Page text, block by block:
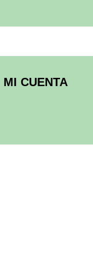
MI CUENTA